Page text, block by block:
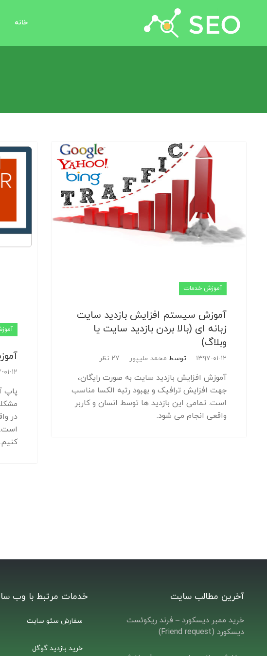
خانه
جستجو برای:
۱۳۹۷-
پاپ
در
است.
کنیم.
آموزش خدمات
آموزش سیستم افزایش بازدید سایت
زبانه ای (بالا بردن بازدید سایت یا
وبلاگ)
۱۳۹۷-۰۱-۱۲ توسط محمد علیپور 27 نظر
آموزش افزایش بازدید سایت به صورت رایگان،
جهت افزایش ترافیک و بهبود رتبه الکسا مناسب
است. تمامی این بازدید ها توسط انسان و کاربر
واقعی انجام می شود.
آخرین مطالب سایت
خرید ممبر دیسکورد – فرند ریکوئست
دیسکورد (Friend request)
خدمات مرتبط با وب
سفارش سئو سایت
خرید بازدید گوگل